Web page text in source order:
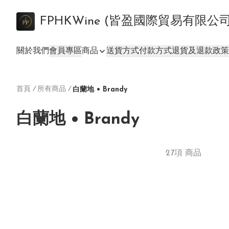
FPHKWine (皆盈國際貿易有限公
關於我們會員專區商品 送貨方式付款方式退貨及退款政策
首頁 / 所有商品 / 白蘭地 • Brandy
白蘭地 • Brandy
27項 商品